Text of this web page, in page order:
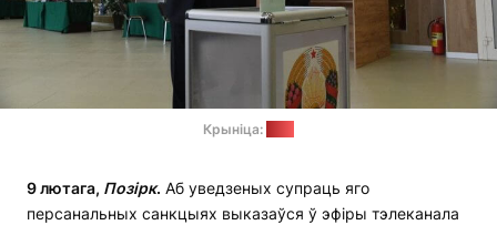
Крыніца:
9 лютага, Позірк. Аб уведзеных супраць яго
персанальных санкцыях выказаўся ў эфіры тэлеканала